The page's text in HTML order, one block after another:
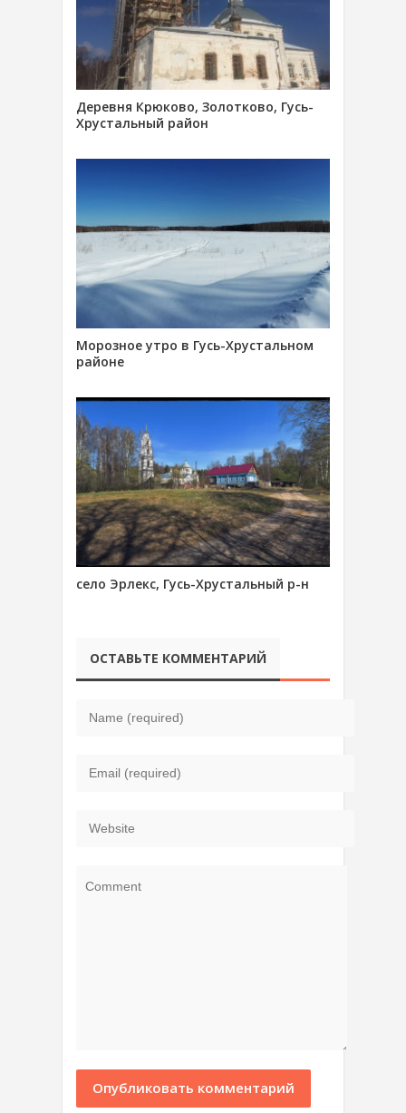
Деревня Крюково, Золотково, Гусь-
Хрустальный район
Морозное утро в Гусь-Хрустальном
районе
село Эрлекс, Гусь-Хрустальный р-н
ОСТАВЬТЕ КОММЕНТАРИЙ